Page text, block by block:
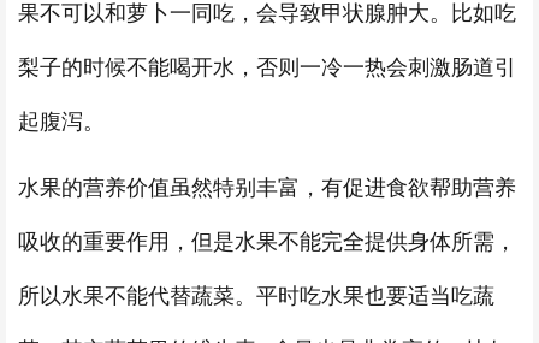
果不可以和萝卜一同吃，会导致甲状腺肿大。比如吃
梨子的时候不能喝开水，否则一冷一热会刺激肠道引
起腹泻。
水果的营养价值虽然特别丰富，有促进食欲帮助营养
吸收的重要作用，但是水果不能完全提供身体所需，
所以水果不能代替蔬菜。平时吃水果也要适当吃蔬